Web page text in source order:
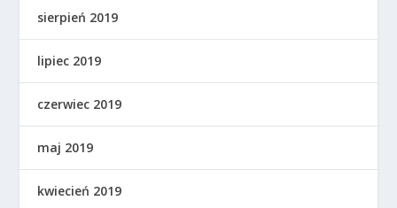
sierpień 2019
lipiec 2019
czerwiec 2019
maj 2019
kwiecień 2019